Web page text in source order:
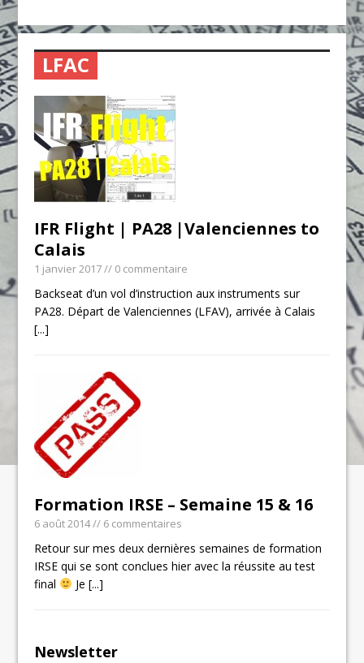
LFAC
IFR Flight | PA28 |Valenciennes to
Calais
1 janvier 2017// 0 commentaire
Backseat d’un vol d’instruction aux instruments sur
PA28. Départ de Valenciennes (LFAV), arrivée à Calais
[...]
Formation IRSE – Semaine 15 & 16
6 août 2014// 6 commentaires
Retour sur mes deux dernières semaines de formation
IRSE qui se sont conclues hier avec la réussite au test
final
Je[...]
Newsletter